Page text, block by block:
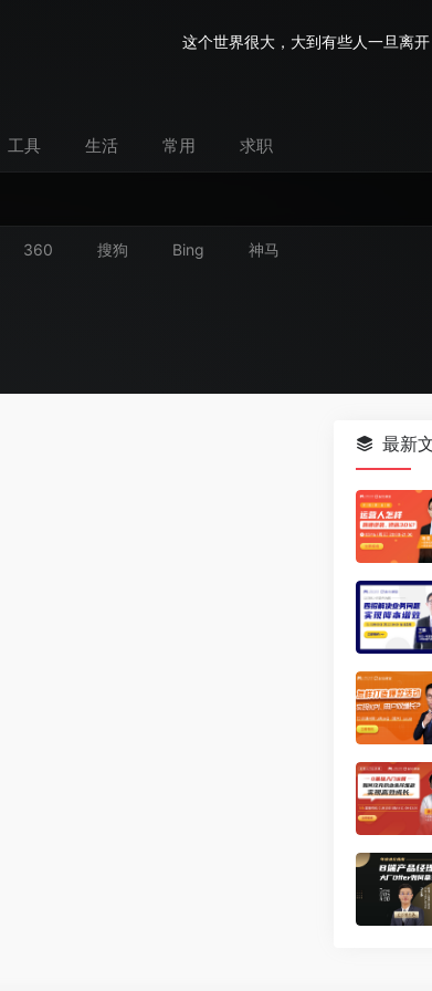
这个世界很大，大到有些人一旦离开
工具 生活 常用 求职
360 搜狗 Bing 神马
最新